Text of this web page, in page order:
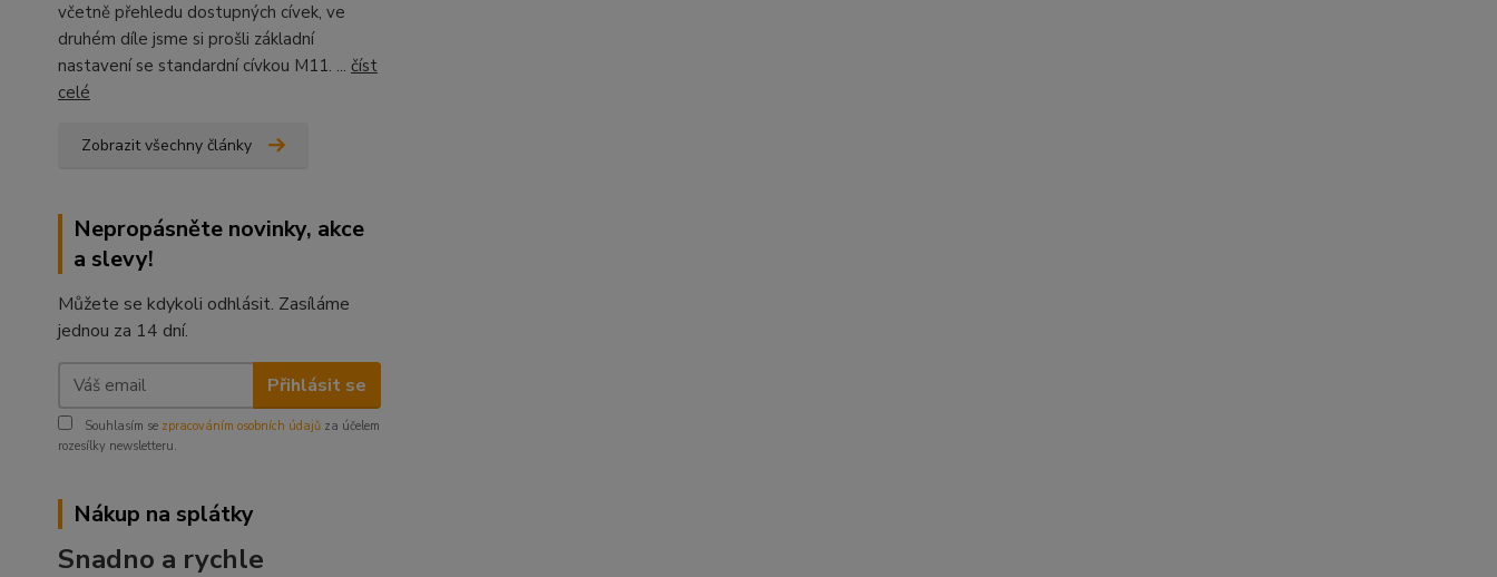
včetně přehledu dostupných cívek, ve
druhém díle jsme si prošli základní
nastavení se standardní cívkou M11. ... číst
celé
Zobrazit všechny články
Nepropásněte novinky, akce
a slevy!
Můžete se kdykoli odhlásit. Zasíláme
jednou za 14 dní.
Přihlásit se
Souhlasím se zpracováním osobních údajů za účelem
rozesílky newsletteru.
Nákup na splátky
Snadno a rychle